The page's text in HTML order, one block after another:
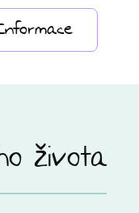
života